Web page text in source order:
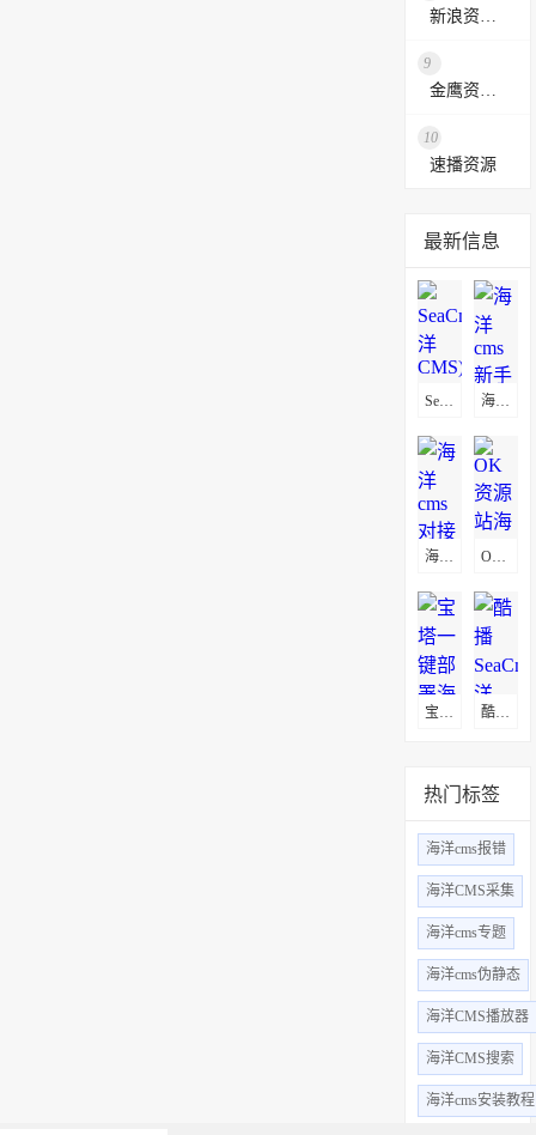
9
10
速播资源
最新信息
海洋cms新手入门-模板安装教程
OK资源站海洋CMS采集教程
酷播SeaCms(海洋CMS)采集教程
热门标签
海洋cms报错
海洋CMS采集
海洋cms专题
海洋cms伪静态
海洋CMS播放器
海洋CMS搜索
海洋cms安装教程